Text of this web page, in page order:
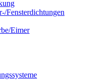
Fensterdichtungen
Eimer